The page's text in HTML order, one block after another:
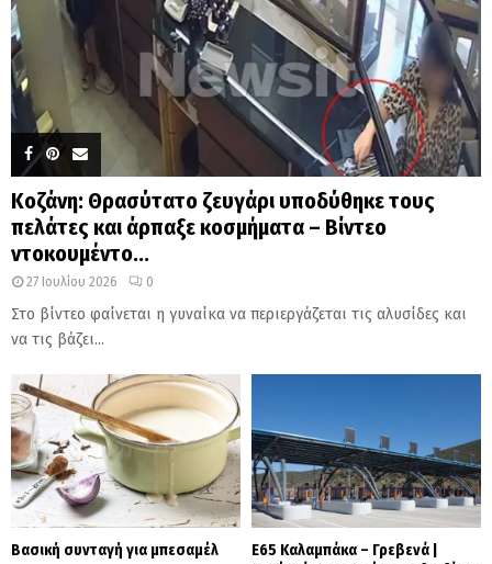
Κοζάνη: Θρασύτατο ζευγάρι υποδύθηκε τους
πελάτες και άρπαξε κοσμήματα – Βίντεο
ντοκουμέντο...
27 Ιουλίου 2026 0
Στο βίντεο φαίνεται η γυναίκα να περιεργάζεται τις αλυσίδες και
να τις βάζει...
Βασική συνταγή για μπεσαμέλ
Ε65 Καλαμπάκα – Γρεβενά |